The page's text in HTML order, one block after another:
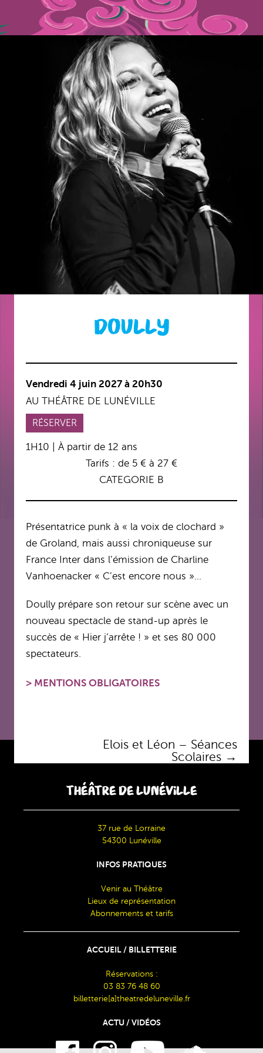
DOULLY
Vendredi 4 juin 2027 à 20h30
AU THÉÂTRE DE LUNÉVILLE
RÉSERVER
1H10 | À partir de 12 ans
Tarifs : de 5 € à 27 €
CATEGORIE B
Présentatrice punk à « la voix de clochard »
de Groland, mais aussi chroniqueuse sur
France Inter dans l’émission de Charline
Vanhoenacker « C’est encore nous »…
Doully prépare son retour sur scène avec un
nouveau spectacle de stand-up après le
succès de « Hier j’arrête ! » et ses 80 000
spectateurs.
> MENTIONS OBLIGATOIRES
Elois et Léon – Séances
Scolaires →
THÉÂTRE DE LUNÉVILLE
37 rue de Lorraine
54300 Lunéville
INFOS PRATIQUES
Venir au Théâtre
Lieux de représentation
Abonnements et tarifs
ACCUEIL / BILLETTERIE
Réservations :
03 83 76 48 60
billetterie[a]theatredeluneville.fr
ACTU / VIDÉOS